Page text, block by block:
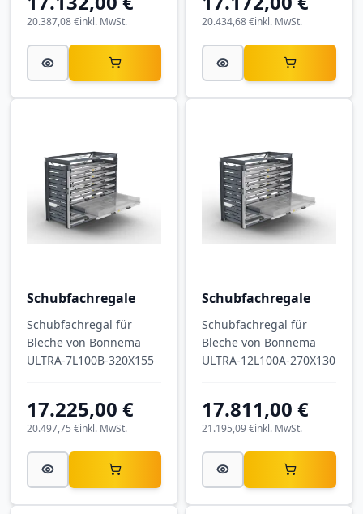
inkl. MwSt.
20.387,08 € inkl. MwSt.
20.434,68 €
Schubfachregale
Schubfachregal für
Bleche von Bonnema
ULTRA-7L100B-320X155
17.225,00 €
inkl. MwSt.
20.497,75 €
Schubfachregale
Schubfachregal für
Bleche von Bonnema
ULTRA-12L100A-270X130
17.811,00 €
inkl. MwSt.
21.195,09 €